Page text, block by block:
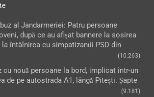
al Jandarmeriei: Patru persoane
după ce au afișat bannere la sosirea
la întâlnirea cu simpatizanții PSD din
(10.263)
cu nouă persoane la bord, implicat într-un
de pe autostrada A1, lângă Pitești. Șapte
(9.181)